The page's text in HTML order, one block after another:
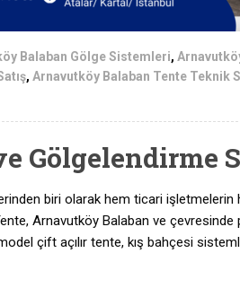
Balaban Gölge Sistemleri,
, Arnavutköy Balaban Tente Teknik
Gölgelendirme
biri olarak hem ticari işletmelerin
Arnavutköy Balaban ve
çift açılır tente, kış bahçesi